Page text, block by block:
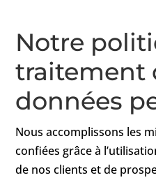
Notre
traitement
données
Nous accomplissons les
confiées grâce à
de nos clients et de